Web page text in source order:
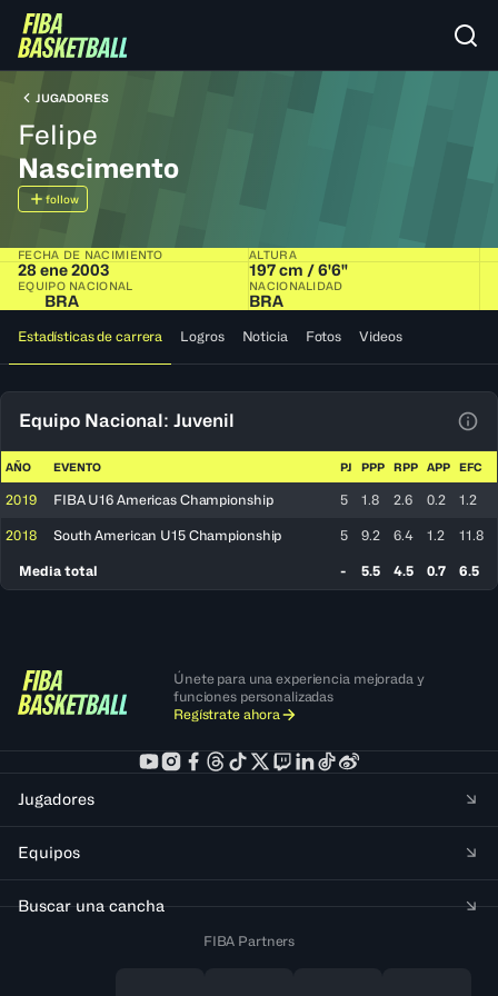
JUGADORES
Felipe
Nascimento
follow
FECHA DE NACIMIENTO
28 ene 2003
ALTURA
197 cm / 6'6"
EQUIPO NACIONAL
BRA
NACIONALIDAD
BRA
Estadísticas de carrera Logros Noticia Fotos Videos
Equipo Nacional: Juvenil
AÑO EVENTO PJ PPP RPP APP EFC
2019 FIBA U16 Americas Championship 5 1.8 2.6 0.2 1.2
2018 South American U15 Championship 5 9.2 6.4 1.2 11.8
Media total - 5.5 4.5 0.7 6.5
Únete para una experiencia mejorada y
funciones personalizadas
Regístrate ahora
Jugadores
Equipos
Buscar una cancha
FIBA Partners